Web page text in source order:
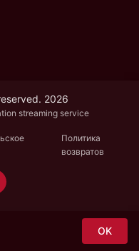
2026
streaming service
Политика
возвратов
OK